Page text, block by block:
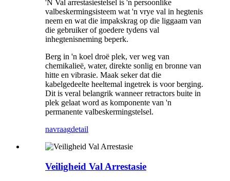
'N Val arrestasiestelsel is 'n persoonlike
valbeskermingsisteem wat 'n vrye val in hegtenis
neem en wat die impakskrag op die liggaam van
die gebruiker of goedere tydens val
inhegtenisneming beperk.
Berg in 'n koel droë plek, ver weg van
chemikalieë, water, direkte sonlig en bronne van
hitte en vibrasie. Maak seker dat die
kabelgedeelte heeltemal ingetrek is voor berging.
Dit is veral belangrik wanneer retractors buite in
plek gelaat word as komponente van 'n
permanente valbeskermingstelsel.
navraagdetail
Veiligheid Val Arrestasie